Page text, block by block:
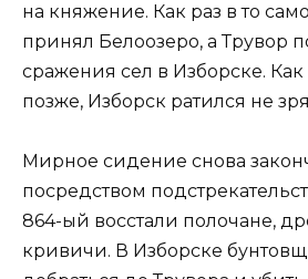
на княжение. Как раз в то
принял Белоозеро, а Трувор
сражения сел в Изборске.
позже, Изборск ратился не
Мирное сидение снова
посредством
864-ый восстали полочане,
кривичи. В Изборске